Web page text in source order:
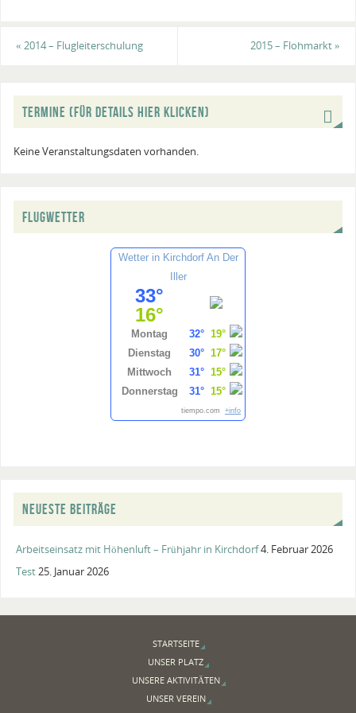
« 2014 – Flugleiterschulung 2015 – Flohmarkt»
TERMINE (FÜR DETAILS HIER KLICKEN)
Keine Veranstaltungsdaten vorhanden.
FLUGWETTER
Wetter in Kirchdorf An Der
Iller
33°
16°
Montag 32° 19°
Dienstag
30° 17°
Mittwoch
31° 15°
Donnerstag
31° 15°
tiempo.com +info
NEUESTE BEITRÄGE
Arbeitseinsatz mit Höhenluft – Frühjahr in Kirchdorf4. Februar 2026
Test25. Januar 2026
STARTSEITE
UNSER PLATZ
UNSERE AKTIVITÄTEN
UNSER VEREIN